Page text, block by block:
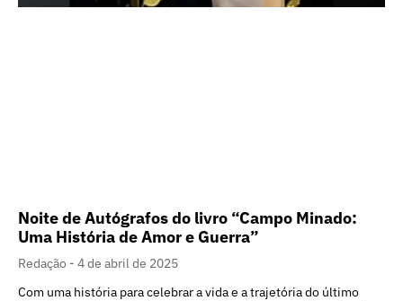
Noite de Autógrafos do livro “Campo Minado:
Uma História de Amor e Guerra”
Redação
4 de abril de 2025
Com uma história para celebrar a vida e a trajetória do último